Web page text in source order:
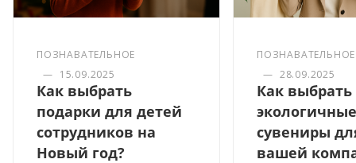
ПОЗНАВАТЕЛЬНОЕ
— 15.09.2025
Как выбрать
подарки для детей
сотрудников на
Новый год?
ПОЗНАВАТЕЛЬНОЕ
— 28.09.2025
Как выбрать
экологичные
сувениры
вашей